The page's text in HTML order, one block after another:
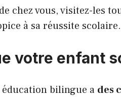
chez vous, visitez-les
à sa réussite scolaire.
votre enfant
éducation bilingue a des